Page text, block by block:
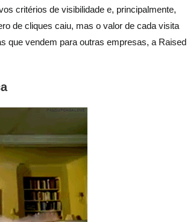
critérios de visibilidade e, principalmente,
de cliques caiu, mas o valor de cada visita
que vendem para outras empresas, a Raised